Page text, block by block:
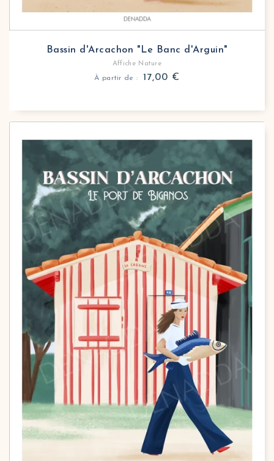
Bassin d'Arcachon "Le Banc d'Arguin"
Affiche Nature
À partir de : 17,00 €